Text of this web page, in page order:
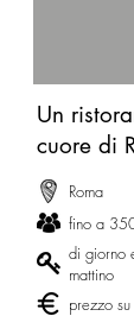
Un
cuore di
Roma
fino a
di giorno
mattino
prezzo